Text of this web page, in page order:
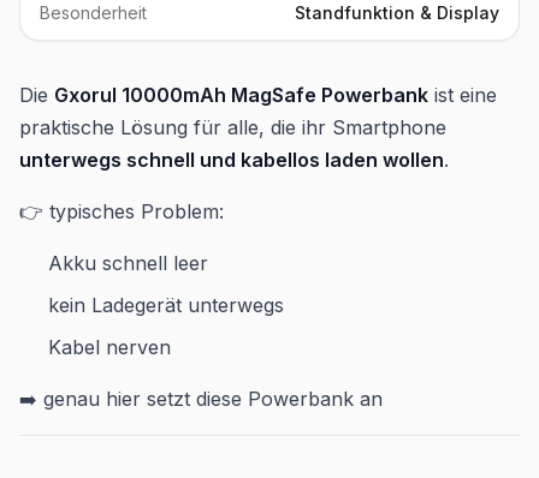
Besonderheit Standfunktion & Display
Die Gxorul 10000mAh MagSafe Powerbank ist eine
praktische Lösung für alle, die ihr Smartphone
unterwegs schnell und kabellos laden wollen.
👉 typisches Problem:
Akku schnell leer
kein Ladegerät unterwegs
Kabel nerven
➡️ genau hier setzt diese Powerbank an